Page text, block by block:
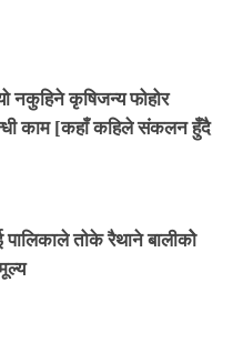
नकुहिने कृषिजन्य फोहोर
काम [कहाँ कहिले संकलन हुँदै
तोके रैथाने बालीकोे